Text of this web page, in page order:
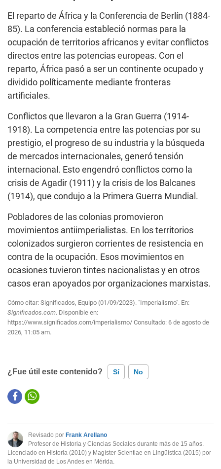
El reparto de África y la Conferencia de Berlín (1884-
85). La conferencia estableció normas para la
ocupación de territorios africanos y evitar conflictos
directos entre las potencias europeas. Con el
reparto, África pasó a ser un continente ocupado y
dividido políticamente mediante fronteras
artificiales.
Conflictos que llevaron a la Gran Guerra (1914-
1918). La competencia entre las potencias por su
prestigio, el progreso de su industria y la búsqueda
de mercados internacionales, generó tensión
internacional. Esto engendró conflictos como la
crisis de Agadir (1911) y la crisis de los Balcanes
(1914), que condujo a la Primera Guerra Mundial.
Pobladores de las colonias promovieron
movimientos antiimperialistas. En los territorios
colonizados surgieron corrientes de resistencia en
contra de la ocupación. Esos movimientos en
ocasiones tuvieron tintes nacionalistas y en otros
casos eran apoyados por organizaciones marxistas.
Cómo citar: Significados, Equipo (01/09/2023). "Imperialismo". En:
Significados.com. Disponible en:
https://www.significados.com/imperialismo/ Consultado: 6 de agosto de
2026, 11:05 am.
¿Fue útil este contenido? Sí No
Este contenido contiene información incorrecta
Otro
Revisado por Frank Arellano
Profesor de Historia y Ciencias Sociales durante más de 15 años.
Licenciado en Historia (2010) y Magíster Scientiae en Lingüística (2015) por
la Universidad de Los Andes en Mérida.